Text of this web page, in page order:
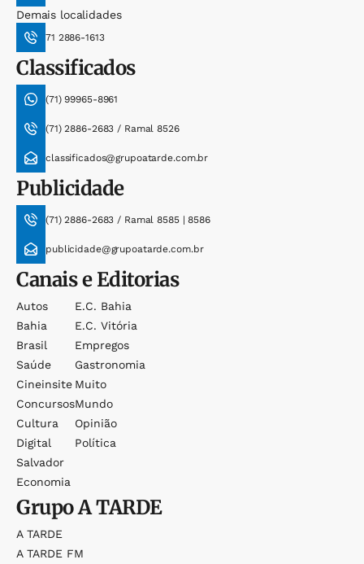
Demais localidades
71 2886-1613
Classificados
(71) 99965-8961
(71) 2886-2683 / Ramal 8526
classificados@grupoatarde.com.br
Publicidade
(71) 2886-2683 / Ramal 8585 | 8586
publicidade@grupoatarde.com.br
Canais e Editorias
Autos
Bahia
Brasil
Saúde
Cineinsite
Concursos
Cultura
Digital
Salvador
Economia
E.c. Bahia
E.c. Vitória
Empregos
Gastronomia
Muito
Mundo
Opinião
Política
GrupoA TARDE
A TARDE
A TARDE FM